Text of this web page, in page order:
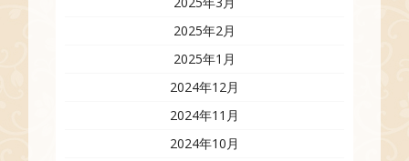
2025年2月
2025年1月
2024年12月
2024年11月
2024年10月